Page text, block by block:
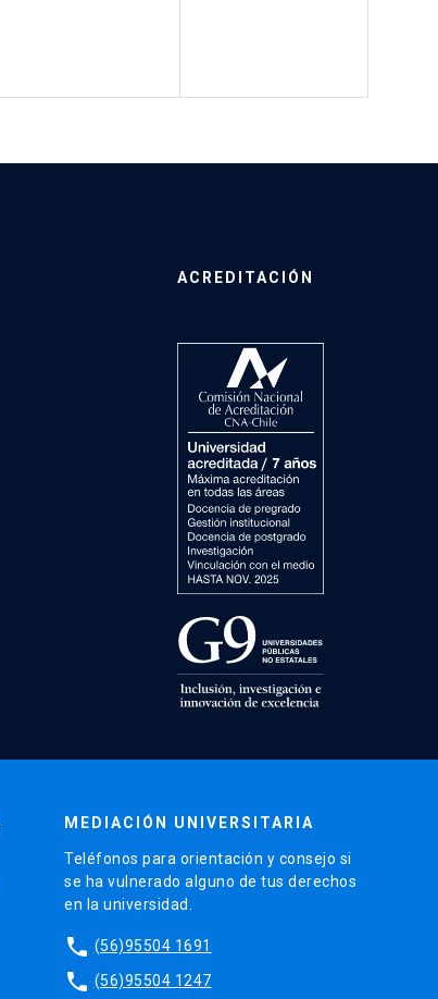
ACREDITACIÓN
MEDIACIÓN UNIVERSITARIA
Teléfonos para orientación y consejo si
se ha vulnerado alguno de tus derechos
en la universidad.
phone (56)95504 1691
phone (56)95504 1247